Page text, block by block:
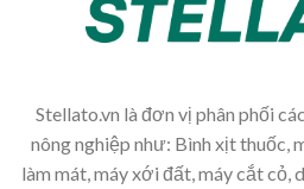
Stellato.vn là đơn vị phân phối
nông nghiệp như: Bình xịt thuốc,
làm mát, máy xới đất, máy cắt cỏ,